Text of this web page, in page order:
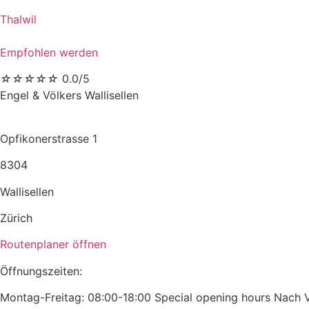
Thalwil
Empfohlen werden
☆☆☆☆☆ 0.0/5
Engel & Völkers Wallisellen
Opfikonerstrasse 1
8304
Wallisellen
Zürich
Routenplaner öffnen
Öffnungszeiten:
Montag-Freitag: 08:00-18:00 Special opening hours Nach